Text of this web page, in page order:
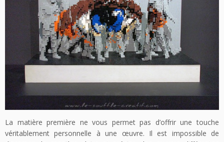
La matière première ne vous permet pas d’offrir une touche
véritablement personnelle à une œuvre. Il est impossible de